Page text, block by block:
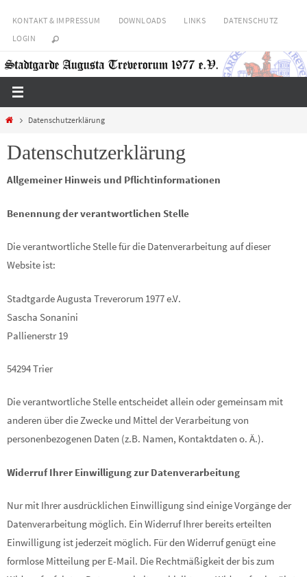
KONTAKT & IMPRESSUM DOWNLOADS LINKS
DATENSCHUTZ
LOGIN
HomeDatenschutzerklärung
Datenschutzerklärung
Allgemeiner Hinweis und Pflichtinformationen
Benennung der verantwortlichen Stelle
Die verantwortliche Stelle für die Datenverarbeitung auf dieser
Website ist:
Stadtgarde Augusta Treverorum 1977 e.V.
Sascha Sonanini
Pallienerstr 19
54294 Trier
Die verantwortliche Stelle entscheidet allein oder gemeinsam mit
anderen über die Zwecke und Mittel der Verarbeitung von
personenbezogenen Daten (z.B. Namen, Kontaktdaten o. Ä.).
Widerruf Ihrer Einwilligung zur Datenverarbeitung
Nur mit Ihrer ausdrücklichen Einwilligung sind einige Vorgänge der
Datenverarbeitung möglich. Ein Widerruf Ihrer bereits erteilten
Einwilligung ist jederzeit möglich. Für den Widerruf genügt eine
formlose Mitteilung per E-Mail. Die Rechtmäßigkeit der bis zum